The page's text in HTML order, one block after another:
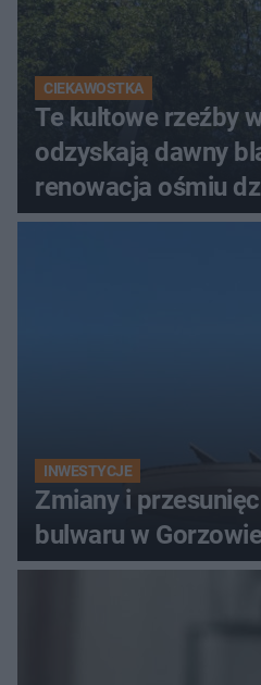
CIEKAWOSTKA
Te kultowe rzeźby
odzyskają dawny
renowacja ośmiu
INWESTYCJE
Zmiany i
bulwaru w